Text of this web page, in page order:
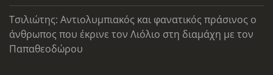
Τσιλιώτης: Αντιολυμπιακός και φανατικός πράσινος ο
άνθρωπος που έκρινε τον Λιόλιο στη διαμάχη με τον
Παπαθεοδώρου